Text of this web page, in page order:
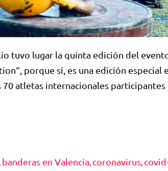
tuvo lugar la quinta edición del
porque sí, es una edición
70 atletas internacionales
, banderas en Valencia, coronavirus,